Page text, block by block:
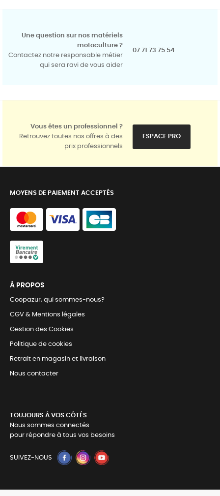
Une question sur nos matériels
motoculture ?
Contactez notre responsable métier
qui sera ravi de vous aider
07 71 73 75 54
Vous êtes un professionnel ?
Retrouvez toutes nos offres à des
prix professionnels
ESPACE PRO
MOYENS DE PAIEMENT ACCEPTÉS
Á PROPOS
Coopazur, qui sommes-nous?
CGV & Mentions légales
Gestion des Cookies
Politique de cookies
Retrait en magasin et livraison
Nous contacter
TOUJOURS Á VOS CÔTÉS
Nous sommes connectés
pour répondre à tous vos besoins
SUIVEZ-NOUS